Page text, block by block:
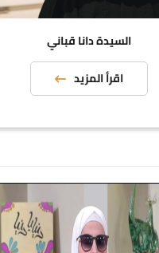
السيدة دانا قباني
اقرأ المزيد